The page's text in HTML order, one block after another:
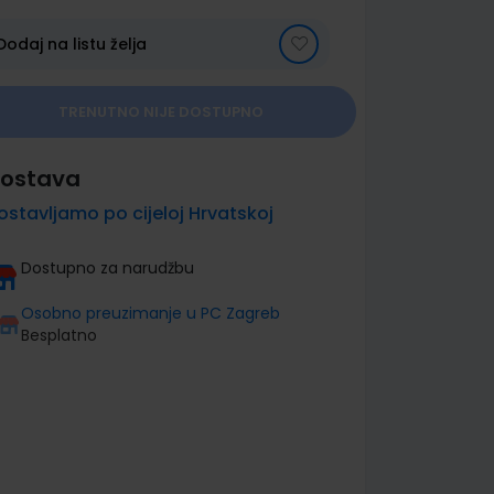
na listu želja
po cijeloj Hrvatskoj
Dostupno za narudžbu
Osobno preuzimanje u PC Zagreb
Besplatno